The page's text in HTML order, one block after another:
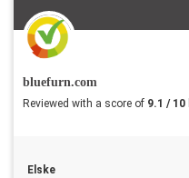
bluefurn.com
Reviewed with a score of 9.1 / 10
Elske